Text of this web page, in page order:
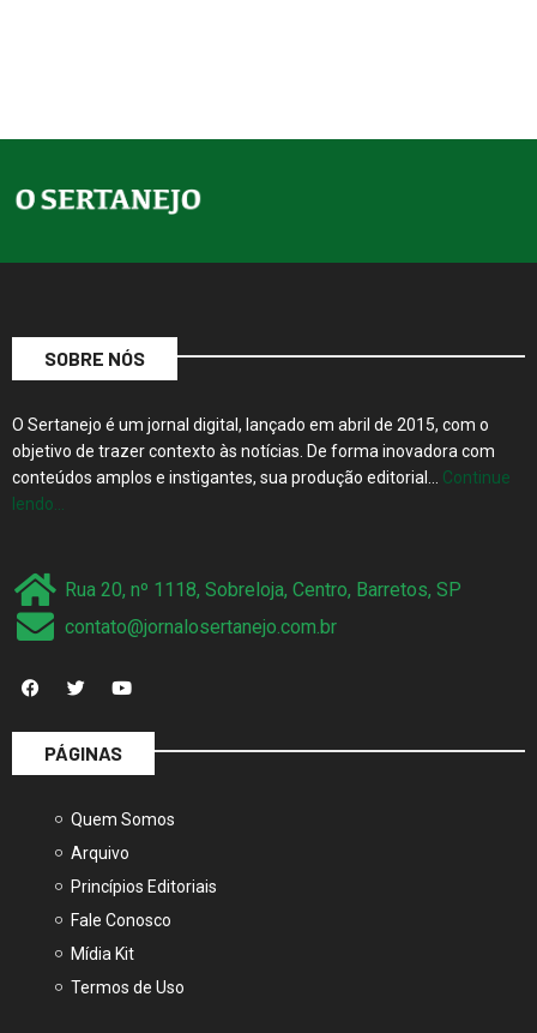
SOBRE NÓS
O Sertanejo é um jornal digital, lançado em abril de 2015, com o
objetivo de trazer contexto às notícias. De forma inovadora com
conteúdos amplos e instigantes, sua produção editorial… Continue
lendo…
Rua 20, nº 1118, Sobreloja, Centro, Barretos, SP
contato@jornalosertanejo.com.br
PÁGINAS
Quem Somos
Arquivo
Princípios Editoriais
Fale Conosco
Mídia Kit
Termos de Uso